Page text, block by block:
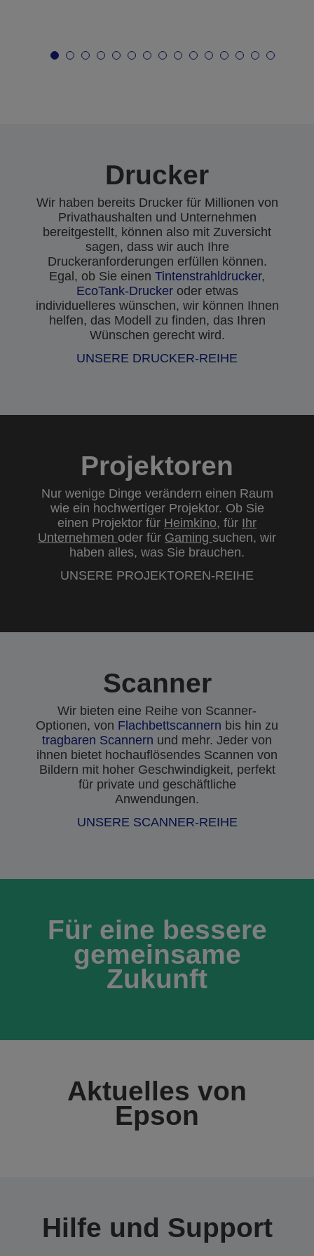
Drucker
Wir haben bereits Drucker für Millionen von
Privathaushalten und Unternehmen
bereitgestellt, können also mit Zuversicht
sagen, dass wir auch Ihre
Druckeranforderungen erfüllen können.
Egal, ob Sie einen Tintenstrahldrucker,
EcoTank-Druckeroder etwas
individuelleres wünschen, wir können Ihnen
helfen, das Modell zu finden, das Ihren
Wünschen gerecht wird.
UNSERE DRUCKER-REIHE
Projektoren
Nur wenige Dinge verändern einen Raum
wie ein hochwertiger Projektor. Ob Sie
einen Projektor für Heimkino, für Ihr
Unternehmen oder für Gaming suchen, wir
haben alles, was Sie brauchen.
UNSERE PROJEKTOREN-REIHE
Scanner
Wir bieten eine Reihe von Scanner-
Optionen, von Flachbettscannern bis hin zu
tragbaren Scannern und mehr. Jeder von
ihnen bietet hochauflösendes Scannen von
Bildern mit hoher Geschwindigkeit, perfekt
für private und geschäftliche
Anwendungen.
UNSERE SCANNER-REIHE
Für eine bessere
gemeinsame
Zukunft
Aktuelles von
Epson
Hilfe und Support